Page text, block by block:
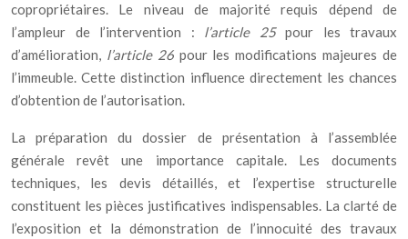
copropriétaires. Le niveau de majorité requis dépend de
l’ampleur de l’intervention : l’article 25 pour les travaux
d’amélioration, l’article 26 pour les modifications majeures de
l’immeuble. Cette distinction influence directement les chances
d’obtention de l’autorisation.
La préparation du dossier de présentation à l’assemblée
générale revêt une importance capitale. Les documents
techniques, les devis détaillés, et l’expertise structurelle
constituent les pièces justificatives indispensables. La clarté de
l’exposition et la démonstration de l’innocuité des travaux